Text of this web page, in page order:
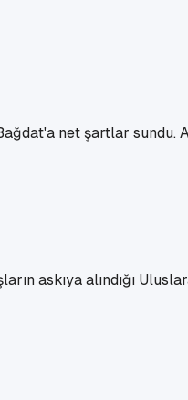
net şartlar sundu.
askıya alındığı